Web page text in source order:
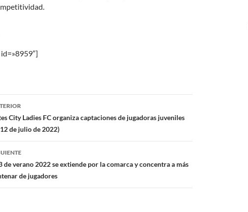
City Ladies FC organiza captaciones de jugadoras juveniles
de julio de 2022)
de verano 2022 se extiende por la comarca y concentra a más
de jugadores